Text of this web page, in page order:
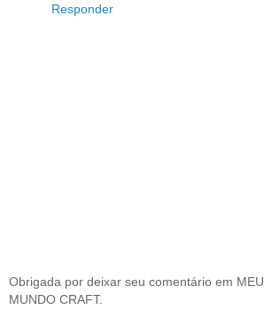
Responder
Obrigada por deixar seu comentário em MEU
MUNDO CRAFT.